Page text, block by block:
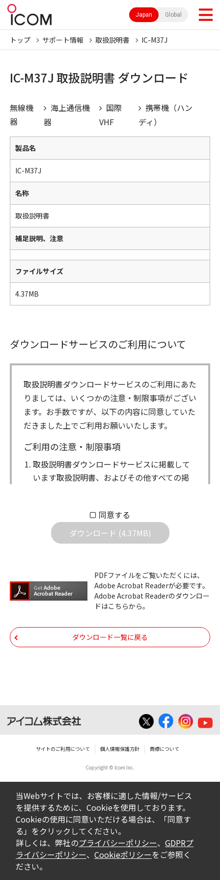
Japan Global
トップ サポート情報 取扱説明書 IC-M37J
IC-M37J 取扱説明書 ダウンロード
無線機
器
海上通信機
器
国際
VHF
携帯機（ハン
ディ）
製品名
IC-M37J
名称
取扱説明書
補足説明、注意
ファイルサイズ
4.37MB
ダウンロードサービスのご利用について
取扱説明書ダウンロードサービスのご利用にあた
りましては、いくつかの注意・制限事項がござい
ます。お手数ですが、以下の内容に同意していた
だきました上でご利用お願いいたします。
ご利用の注意・制限事項
取扱説明書ダウンロードサービスに掲載して
います取扱説明書、およびその他すべての掲
属します。ダウンロードした取扱説明書は、
個人が本来の目的でご使用されることは可能
ですが、権利者の許諾を得ることなく、以下
ダウンロードした取扱説明書は、複製、賃
貸、改変、公衆送信、または公衆送信可能
化することはできません。
いは無償を問わず、第三者に譲渡あるいは
使用させる事ができません。
ダウンロードした取扱説明書等に使用され
の転用は一切出来ません。
ダウンロードした取扱説明書およびその他す
べての掲載物の変更は一切行わないでくださ
い。お客様による内容の変更により、何らか
の欠陥が生じたとしても、弊社では一切の保
証をいたしません。また、内容の変更の結
果、万一お客様に損害が生じたとしても、弊
社及び販売店等は一切の責任を負いません。
掲載の取扱説明書等は、製品発売当時の内容
同意する
ダウンロード (4.37MB)
PDFファイルをご覧いただくには、
Adobe Acrobat Readerが必要です。
Adobe Acrobat Readerのダウンロー
ドはこちらから。
ダウンロード一覧に戻る
サイトのご利用について 個人情報保護方針 商標について
Copyright © Icom Inc.
当Webサイトでは、お客様に適した情報/サービス
を提供するために、Cookieを使用しております。
Cookieの使用に同意いただける場合は、「同意す
る」をクリックしてください。
詳しくは、弊社のプライバシーポリシー、 GDPRプ
ライバシーポリシー、 Cookieポリシーをご参照く
ださい。